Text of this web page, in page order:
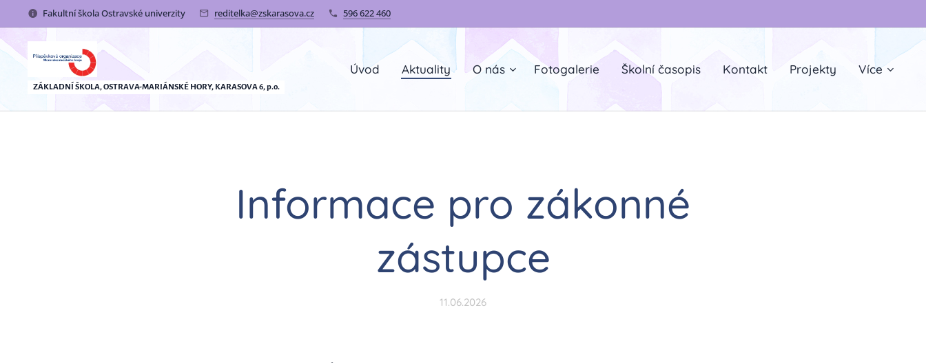
Fakultní škola Ostravské univerzity reditelka@zskarasova.cz 596 622 460
ZÁKLADNÍ ŠKOLA, OSTRAVA-MARIÁNSKÉ HORY, KARASOVA 6, p.o.
Úvod Aktuality O nás Fotogalerie Školní časopis Kontakt Projekty Více
Informace pro zákonné
zástupce
11.06.2026